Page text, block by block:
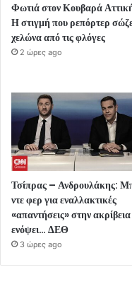
Φωτιά στον Κουβαρά
Η στιγμή που ρεπόρτερ
χελώνα από τις φλόγες
2 ώρες ago
Τσίπρας – Ανδρουλάκης:
ντε φερ για εναλλακτικές
«απαντήσεις» στην ακρίβεια
ενόψει… ΔΕΘ
3 ώρες ago